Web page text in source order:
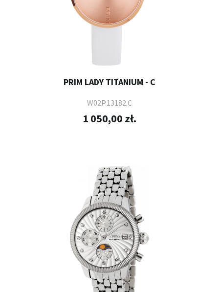
PRIM LADY TITANIUM - C
W02P.13182.C
1 050,00 zł.